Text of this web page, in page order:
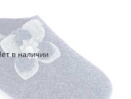
в наличии